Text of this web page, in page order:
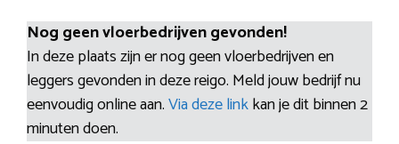
Nog geen vloerbedrijven gevonden!
In deze plaats zijn er nog geen vloerbedrijven en
leggers gevonden in deze reigo. Meld jouw bedrijf nu
eenvoudig online aan.Via deze linkkan je dit binnen 2
minuten doen.